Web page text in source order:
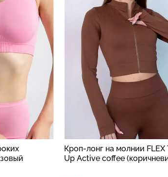
Кроп-лонг на молнии FLEX
Up Active coffee